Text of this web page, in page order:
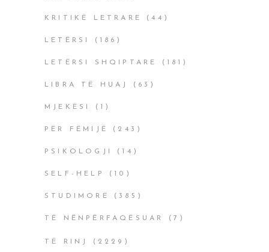
KRITIKË LETRARE (44)
LETËRSI (186)
LETËRSI SHQIPTARE (181)
LIBRA TË HUAJ (63)
MJEKËSI (1)
PËR FËMIJË (243)
PSIKOLOGJI (14)
SELF-HELP (10)
STUDIMORË (385)
TË NËNPËRFAQËSUAR (7)
TË RINJ (2229)